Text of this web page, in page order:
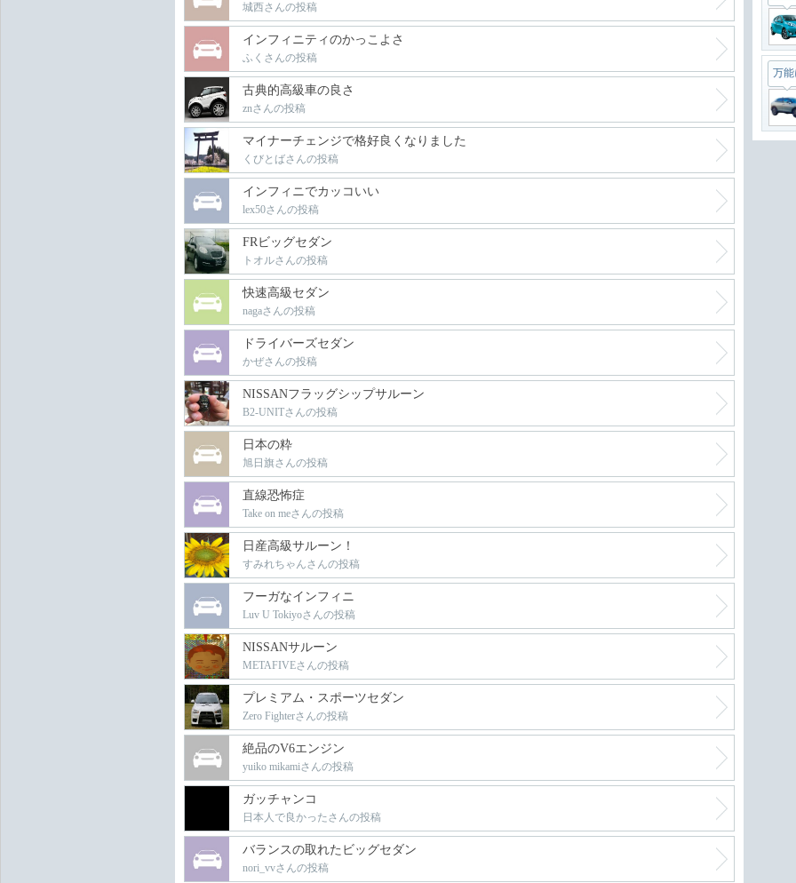
城西さんの投稿
インフィニティのかっこよさ
ふくさんの投稿
古典的高級車の良さ
znさんの投稿
マイナーチェンジで格好良くなりました
くびとばさんの投稿
インフィニでカッコいい
lex50さんの投稿
FRビッグセダン
トオルさんの投稿
快速高級セダン
nagaさんの投稿
ドライバーズセダン
かぜさんの投稿
NISSANフラッグシップサルーン
B2-UNITさんの投稿
日本の粋
旭日旗さんの投稿
直線恐怖症
Take on meさんの投稿
日産高級サルーン！
すみれちゃんさんの投稿
フーガなインフィニ
Luv U Tokiyoさんの投稿
NISSANサルーン
METAFIVEさんの投稿
プレミアム・スポーツセダン
Zero Fighterさんの投稿
絶品のV6エンジン
yuiko mikamiさんの投稿
ガッチャンコ
日本人で良かったさんの投稿
バランスの取れたビッグセダン
nori_vvさんの投稿
万